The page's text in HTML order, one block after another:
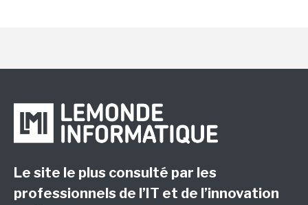
Le site le plus consulté par les
professionnels de l’IT et de l’innovation